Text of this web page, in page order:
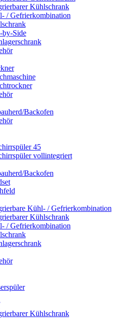
Kühlschrank
/ Gefrierkombination
by-Side
Backofen
45
vollintegriert
Backofen
Kühl- / Gefrierkombination
Kühlschrank
/ Gefrierkombination
Kühlschrank